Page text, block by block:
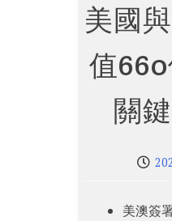
美國
值
關
美澳簽